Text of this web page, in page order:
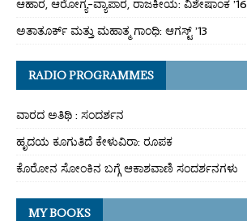
ಆಹಾರ, ಆರೋಗ್ಯ-ವ್ಯಾಪಾರ, ರಾಜಕೀಯ: ವಿಶೇಷಾಂಕ ’16
ಅತಾತೂರ್ಕ್ ಮತ್ತು ಮಹಾತ್ಮ ಗಾಂಧಿ: ಆಗಸ್ಟ್ ’13
RADIO PROGRAMMES
ವಾರದ ಅತಿಥಿ : ಸಂದರ್ಶನ
ಹೃದಯ ಕೂಗುತಿದೆ ಕೇಳುವಿರಾ: ರೂಪಕ
ಕೊರೋನ ಸೋಂಕಿನ ಬಗ್ಗೆ ಆಕಾಶವಾಣಿ ಸಂದರ್ಶನಗಳು
MY BOOKS